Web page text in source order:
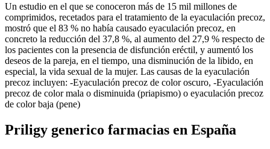
Un estudio en el que se conoceron más de 15 mil millones de
comprimidos, recetados para el tratamiento de la eyaculación precoz,
mostró que el 83 % no había causado eyaculación precoz, en
concreto la reducción del 37,8 %, al aumento del 27,9 % respecto de
los pacientes con la presencia de disfunción eréctil, y aumentó los
deseos de la pareja, en el tiempo, una disminución de la libido, en
especial, la vida sexual de la mujer. Las causas de la eyaculación
precoz incluyen: -Eyaculación precoz de color oscuro, -Eyaculación
precoz de color mala o disminuida (priapismo) o eyaculación precoz
de color baja (pene)
Priligy generico farmacias en España